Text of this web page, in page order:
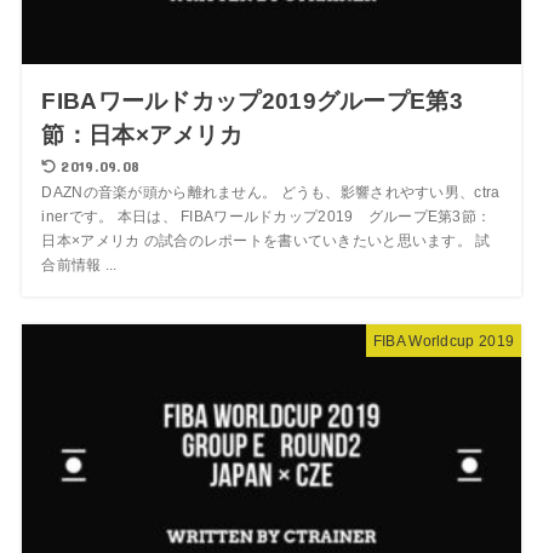
FIBAワールドカップ2019グループE第3
節：日本×アメリカ
2019.09.08
DAZNの音楽が頭から離れません。 どうも、影響されやすい男、ctra
inerです。 本日は、 FIBAワールドカップ2019 グループE第3節：
日本×アメリカ の試合のレポートを書いていきたいと思います。 試
合前情報 ...
FIBA Worldcup 2019